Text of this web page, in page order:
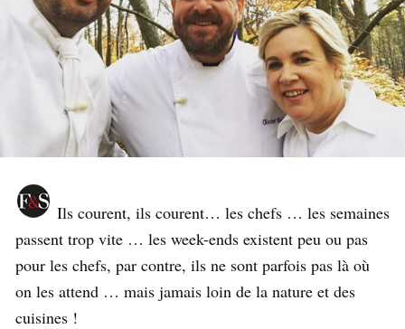
Ils courent, ils courent… les chefs … les semaines
passent trop vite … les week-ends existent peu ou pas
pour les chefs, par contre, ils ne sont parfois pas là où
on les attend … mais jamais loin de la nature et des
cuisines !